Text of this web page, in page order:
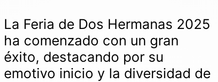
La Feria de Dos Hermanas 2025
ha comenzado con un gran
éxito, destacando por su
emotivo inicio y la diversidad de